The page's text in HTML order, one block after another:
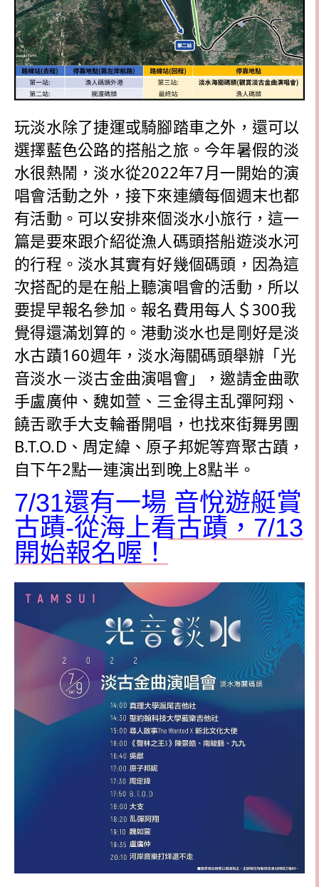
玩淡水除了捷運或騎腳踏車之外，還可以
選擇藍色公路的搭船之旅。今年暑假的淡
水很熱鬧，淡水從2022年7月一開始的演
唱會活動之外，接下來連續每個週末也都
有活動。可以安排來個淡水小旅行，這一
篇是要來跟介紹從漁人碼頭搭船遊淡水河
的行程。淡水其實有好幾個碼頭，因為這
次搭配的是在船上聽演唱會的活動，所以
要提早報名參加。報名費用每人＄300我
覺得還滿划算的。港動淡水也是剛好是淡
水古蹟160週年，淡水海關碼頭舉辦「光
音淡水－淡古金曲演唱會」，邀請金曲歌
手盧廣仲、魏如萱、三金得主乱彈阿翔、
饒舌歌手大支輪番開唱，也找來街舞男團
B.T.O.D、周定緯、原子邦妮等齊聚古蹟，
自下午2點一連演出到晚上8點半。
7/31還有一場 音悅遊艇賞
古蹟-從海上看古蹟，7/13
開始報名喔！